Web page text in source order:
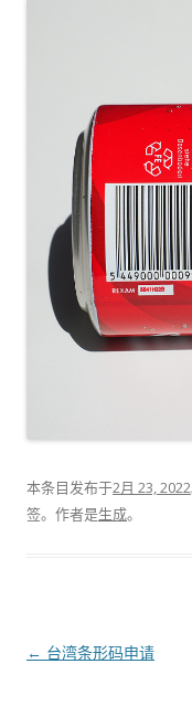
本条目发布于2月 23, 2022
签。 作者是生成。
文
← 台湾条形码申请